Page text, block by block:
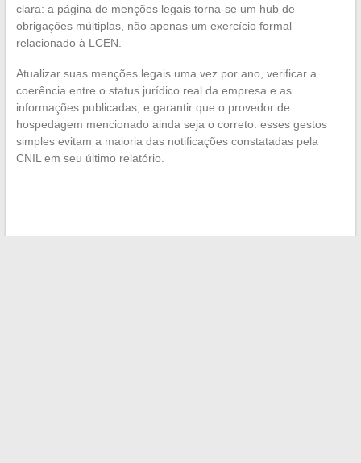
clara: a página de menções legais torna-se um hub de
obrigações múltiplas, não apenas um exercício formal
relacionado à LCEN.
Atualizar suas menções legais uma vez por ano, verificar a
coerência entre o status jurídico real da empresa e as
informações publicadas, e garantir que o provedor de
hospedagem mencionado ainda seja o correto: esses gestos
simples evitam a maioria das notificações constatadas pela
CNIL em seu último relatório.